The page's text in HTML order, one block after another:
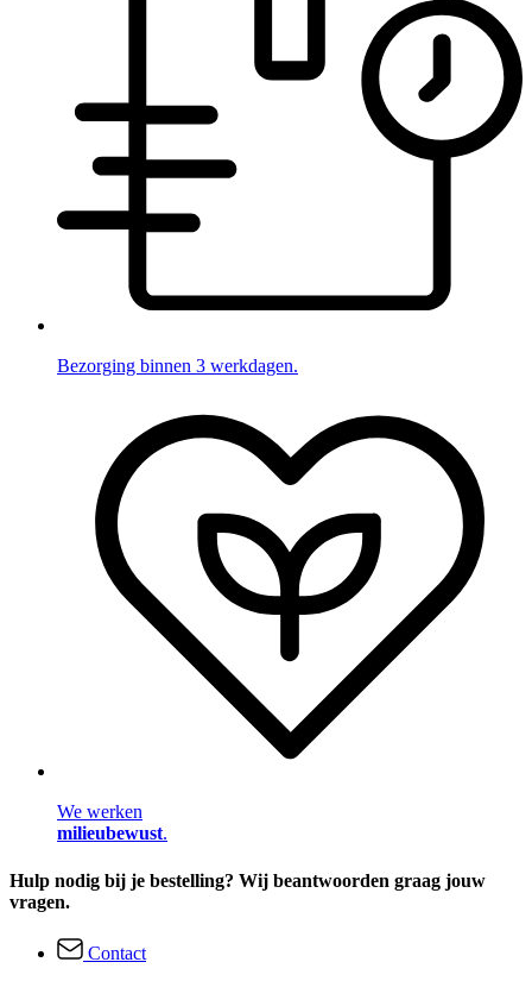
Bezorging binnen 3 werkdagen.
We werken
milieubewust.
Hulp nodig bij je bestelling? Wij beantwoorden graag jouw
vragen.
Contact